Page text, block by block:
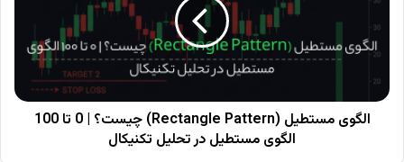
کنج نزولیاغلب بازگشتی صعودی و یکی از بهترین
موقعیت‌های خرید در تکنیکال است.
بسیاری از تریدرها برای تشخیص بهتر شکست در این
الگو، از ابزارهای کندلی استفاده می‌کنند. اگر با ساختار
الگوی مستطیل (Rectangle Pattern) چیست؟ | 0 تا 100
الگوی مستطیل در تحلیل تکنیکال